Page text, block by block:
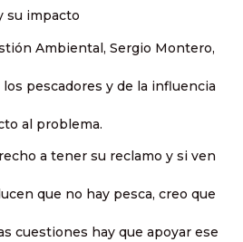
su impacto
Ambiental, Sergio Montero,
pescadores y de la influencia
al problema.
a tener su reclamo y si ven
que no hay pesca, creo que
cuestiones hay que apoyar ese